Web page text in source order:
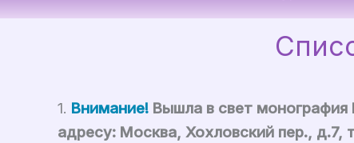
1. Внимание! Вышла в свет
адресу: Москва, Хохловский пер., д.7,